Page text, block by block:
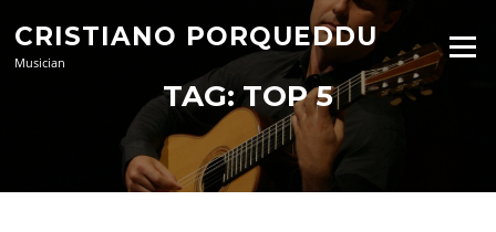
content
CRISTIANO PORQUEDDU
Musician
Menu
TAG: TOP 5